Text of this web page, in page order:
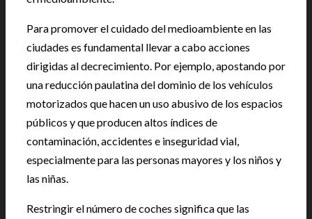
Para promover el cuidado del medioambiente en las
ciudades es fundamental llevar a cabo acciones
dirigidas al decrecimiento. Por ejemplo, apostando por
una reducción paulatina del dominio de los vehículos
motorizados que hacen un uso abusivo de los espacios
públicos y que producen altos índices de
contaminación, accidentes e inseguridad vial,
especialmente para las personas mayores y los niños y
las niñas.
Restringir el número de coches significa que las